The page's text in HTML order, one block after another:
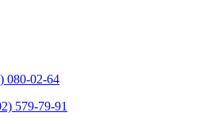
080-02-64
579-79-91